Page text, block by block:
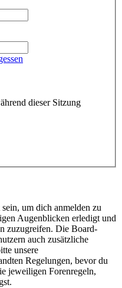
dieser Sitzung
um dich anmelden zu
Augenblicken erledigt und
zuzugreifen. Die Board-
auch zusätzliche
unsere
Regelungen, bevor du
jeweiligen Forenregeln,